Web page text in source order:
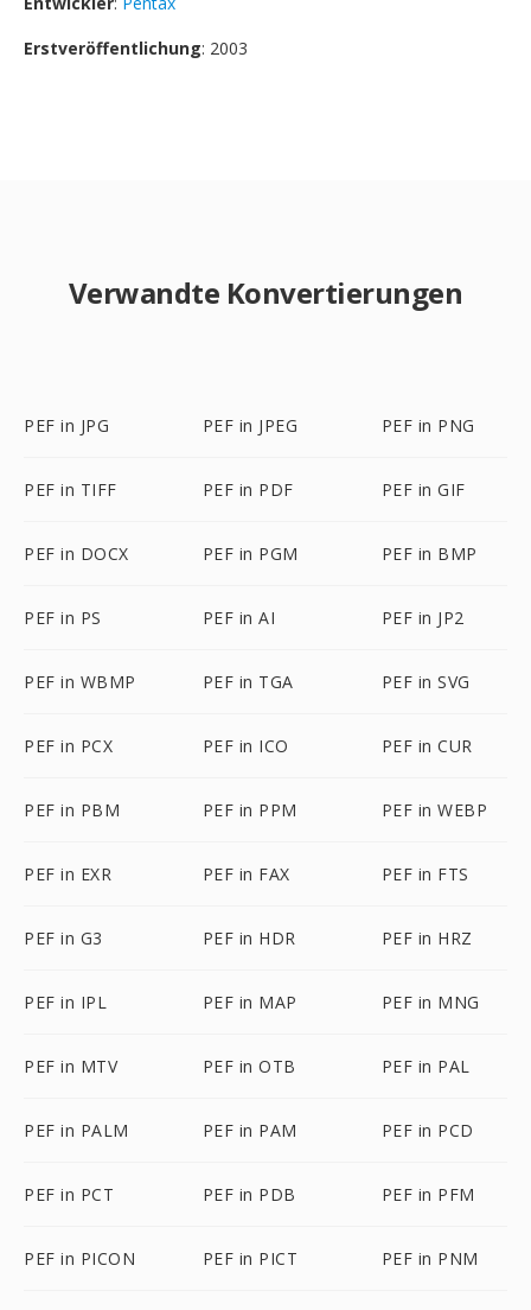
Erstveröffentlichung: 2003
Verwandte Konvertierungen
PEF in JPG PEF in JPEG PEF in PNG
PEF in TIFF PEF in PDF PEF in GIF
PEF in DOCX PEF in PGM PEF in BMP
PEF in PS PEF in AI PEF in JP2
PEF in WBMP PEF in TGA PEF in SVG
PEF in PCX PEF in ICO PEF in CUR
PEF in PBM PEF in PPM PEF in WEBP
PEF in EXR PEF in FAX PEF in FTS
PEF in G3 PEF in HDR PEF in HRZ
PEF in IPL PEF in MAP PEF in MNG
PEF in MTV PEF in OTB PEF in PAL
PEF in PALM PEF in PAM PEF in PCD
PEF in PCT PEF in PDB PEF in PFM
PEF in PICON PEF in PICT PEF in PNM